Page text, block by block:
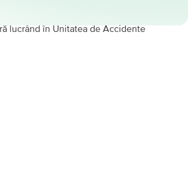
lucrând în Unitatea de Accidente